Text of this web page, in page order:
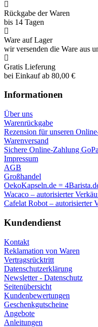
Rückgabe der Waren
bis 14 Tagen
Ware auf Lager
wir versenden die Ware aus
Gratis Lieferung
bei Einkauf ab 80,00 €
Informationen
Über uns
Warenrückgabe
Rezension für unseren
Warenversand
Sichere Online-Zahlung
Impressum
AGB
Großhandel
OekoKapseln.de =
Wacaco – autorisierter
Cafelat Robot – autorisierter
Kundendienst
Kontakt
Reklamation von Waren
Vertragsrücktritt
Datenschutzerklärung
Newsletter - Datenschutz
Seitenübersicht
Kundenbewertungen
Geschenkgutscheine
Angebote
Anleitungen